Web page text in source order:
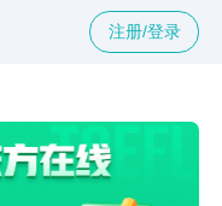
注册/登录